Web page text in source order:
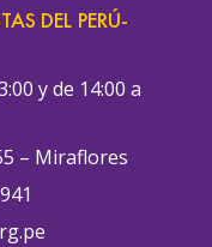
DEL PERÚ-
y de 14:00 a
– Miraflores